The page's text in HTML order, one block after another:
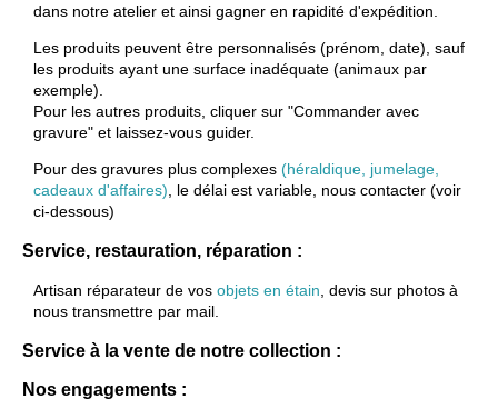
dans notre atelier et ainsi gagner en rapidité d'expédition.
Les produits peuvent être personnalisés (prénom, date), sauf
les produits ayant une surface inadéquate (animaux par
exemple).
Pour les autres produits, cliquer sur "Commander avec
gravure" et laissez-vous guider.
Pour des gravures plus complexes (héraldique, jumelage,
cadeaux d'affaires) , le délai est variable, nous contacter (voir
ci-dessous)
Service, restauration, réparation :
Artisan réparateur de vos objets en étain , devis sur photos à
nous transmettre par mail.
Service à la vente de notre collection :
Nos engagements :